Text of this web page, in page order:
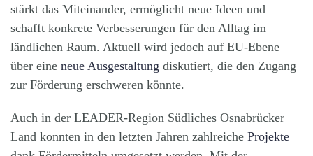
stärkt das Miteinander, ermöglicht neue Ideen und
schafft konkrete Verbesserungen für den Alltag im
ländlichen Raum. Aktuell wird jedoch auf EU-Ebene
über eine neue Ausgestaltung diskutiert, die den Zugang
zur Förderung erschweren könnte.
Auch in der LEADER-Region Südliches Osnabrücker
Land konnten in den letzten Jahren zahlreiche Projekte